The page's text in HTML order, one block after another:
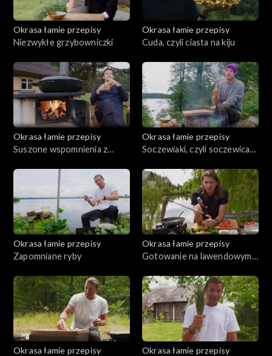
Okrasa łamie przepisy
Niezwykłe grzybowniczki
Okrasa łamie przepisy
Cuda, czyli ciasta na kiju
Okrasa łamie przepisy
Suszone wspomnienia z
Okrasa łamie przepisy
Soczewiaki, czyli soczewica
Okrasa łamie przepisy
Zapomniane ryby
Okrasa łamie przepisy
Gotowanie na lawendowym
Okrasa łamie przepisy
Okrasa łamie przepisy